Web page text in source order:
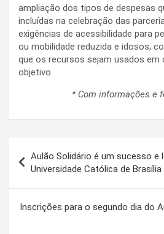
ampliação dos tipos de despesas
incluídas na celebração das
exigências de acessibilidade para
ou mobilidade reduzida e idosos,
que os recursos sejam usados em
objetivo.
* Com informações e
de
Post
Aulão Solidário é um sucesso e
Universidade Católica de Brasília
Inscrições para o segundo dia do